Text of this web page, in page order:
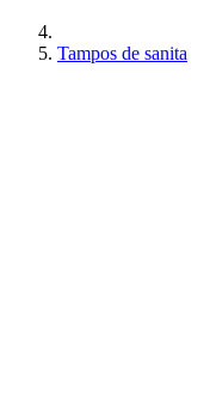
Tampos de sanita